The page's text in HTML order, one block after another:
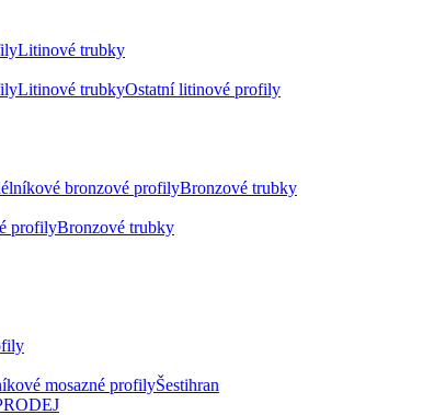
Litinové trubky
Litinové trubkyOstatní litinové profily
bronzové profilyBronzové trubky
profilyBronzové trubky
mosazné profilyŠestihran